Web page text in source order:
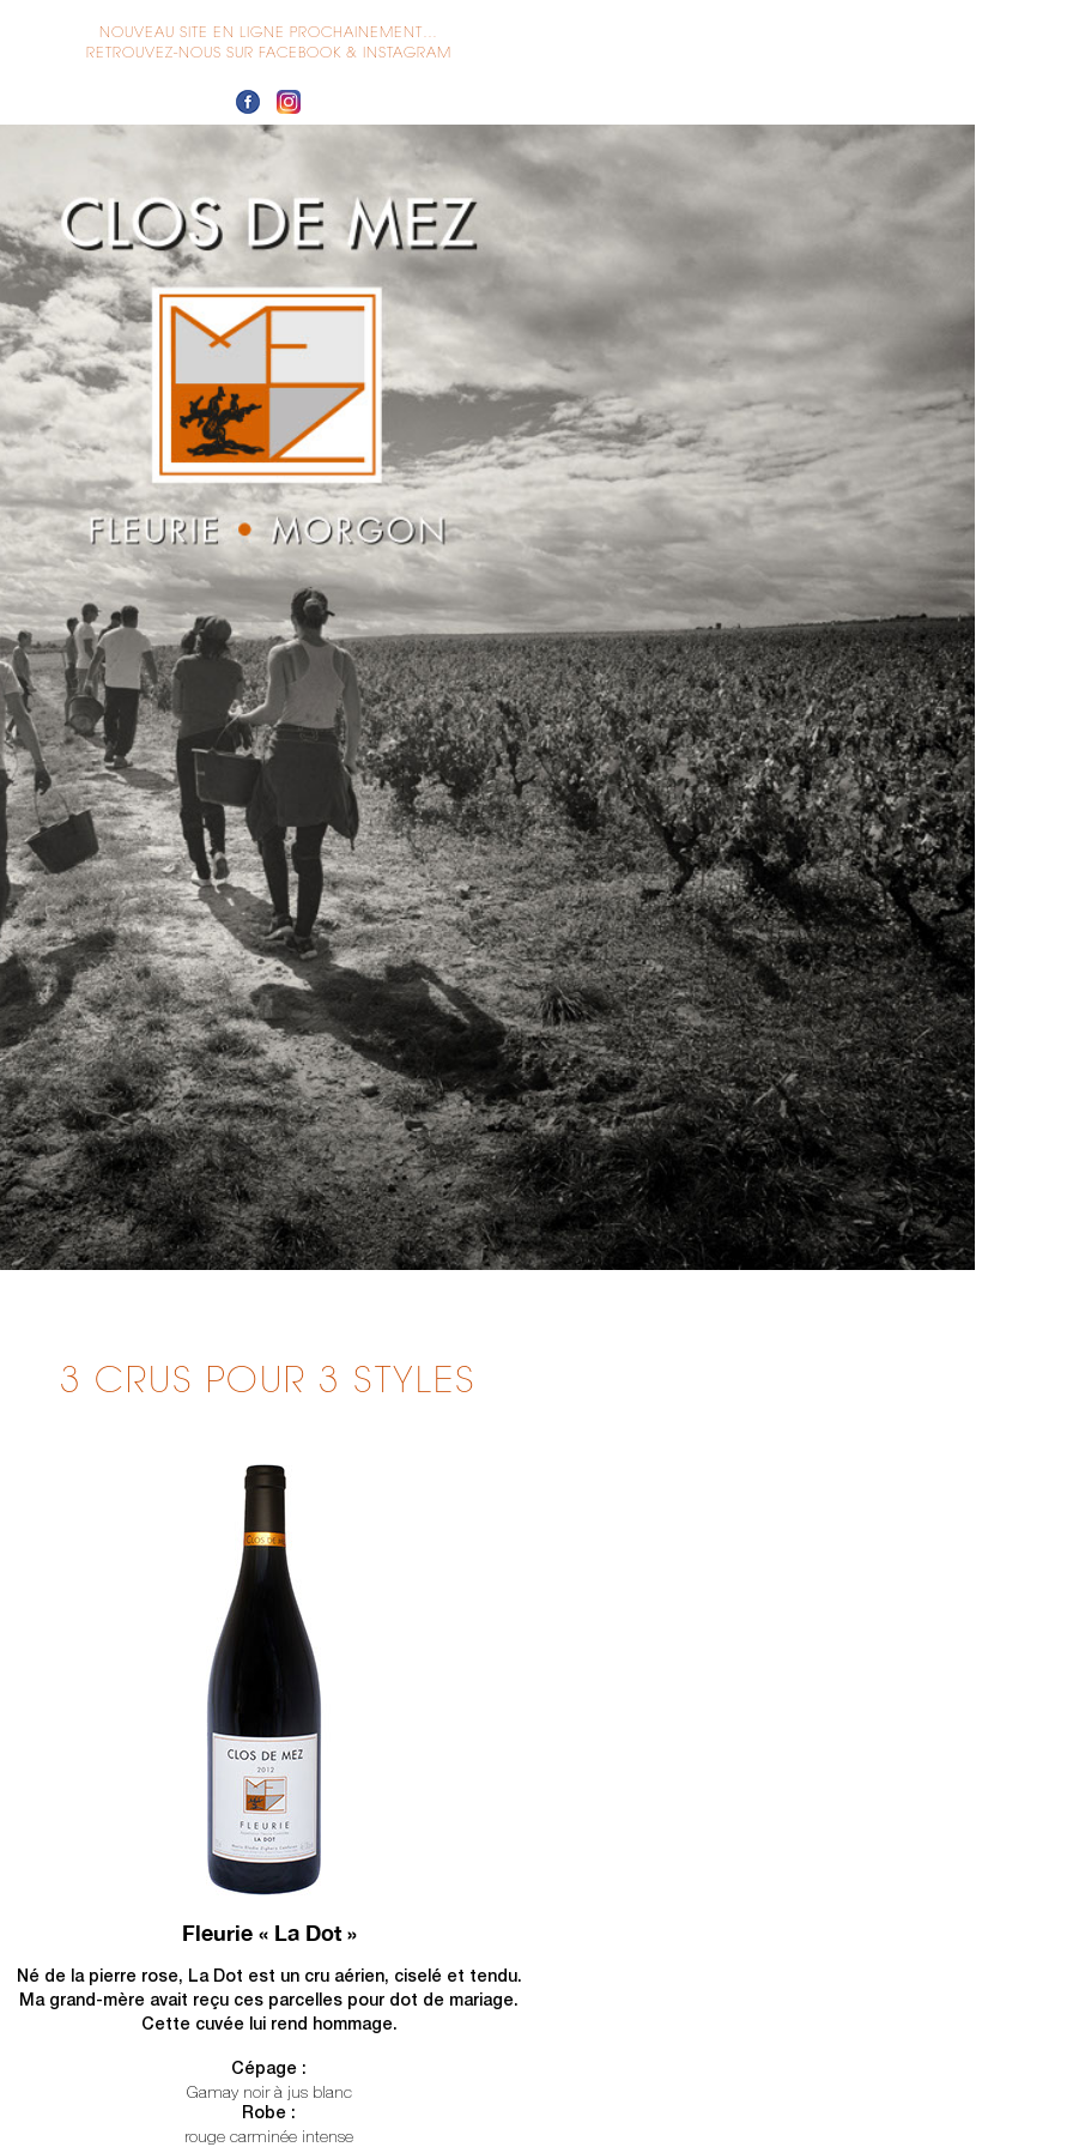
NOUVEAU SITE EN LIGNE PROCHAINEMENT…
RETROUVEZ-NOUS SUR FACEBOOK & INSTAGRAM
3 CRUS POUR 3 STYLES
Fleurie « La Dot »
Né de la pierre rose, La Dot est un cru aérien, ciselé et tendu.
Ma grand-mère avait reçu ces parcelles pour dot de mariage.
Cette cuvée lui rend hommage.
Cépage :
Gamay noir à jus blanc
Robe :
rouge carminée intense